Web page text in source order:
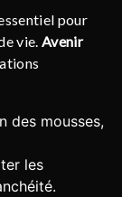
pour
vie.Avenir
des mousses,
les